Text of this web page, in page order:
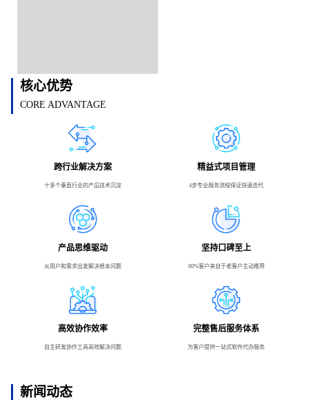
核心优势
CORE ADVANTAGE
跨行业解决方案
十多个垂直行业的产品技术沉淀
精益式项目管理
4步专业服务流程保证快速迭代
产品思维驱动
从用户和需求出发解决根本问题
坚持口碑至上
80%客户来自于老客户主动推荐
高效协作效率
自主研发协作工具高效解决问题
完整售后服务体系
为客户提供一站式软件代办服务
新闻动态